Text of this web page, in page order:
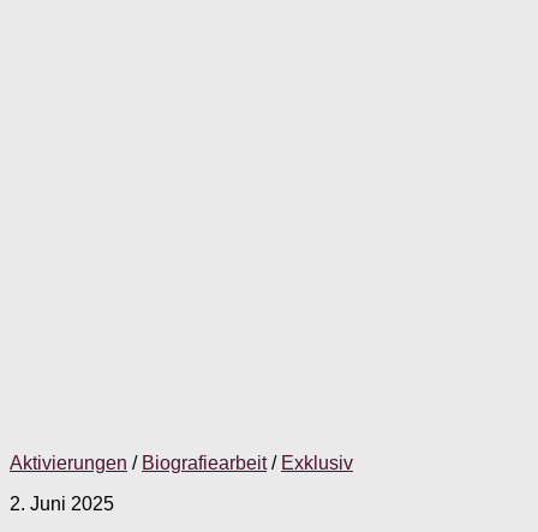
Aktivierungen / Biografiearbeit/ Exklusiv
2. Juni 2025